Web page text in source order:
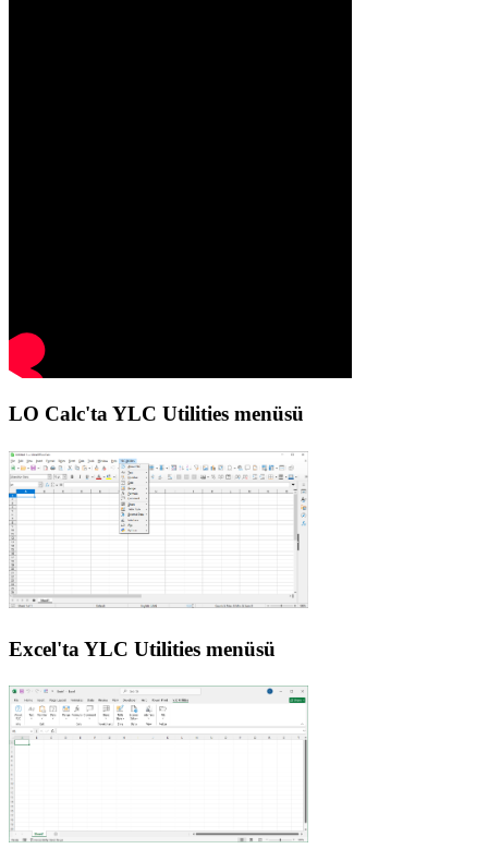
LO Calc'ta YLC Utilities menüsü
Excel'ta YLC Utilities menüsü